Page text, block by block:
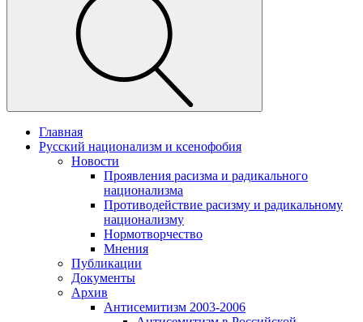
Главная
Русский национализм и ксенофобия
Новости
Проявления расизма и радикального
национализма
Противодействие расизму и радикальному
национализму
Нормотворчество
Мнения
Публикации
Документы
Архив
Антисемитизм 2003-2006